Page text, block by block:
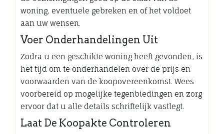
woning, eventuele gebreken en of het voldoet
aan uw wensen.
Voer Onderhandelingen Uit
Zodra u een geschikte woning heeft gevonden, is
het tijd om te onderhandelen over de prijs en
voorwaarden van de koopovereenkomst. Wees
voorbereid op mogelijke tegenbiedingen en zorg
ervoor dat u alle details schriftelijk vastlegt.
Laat De Koopakte Controleren